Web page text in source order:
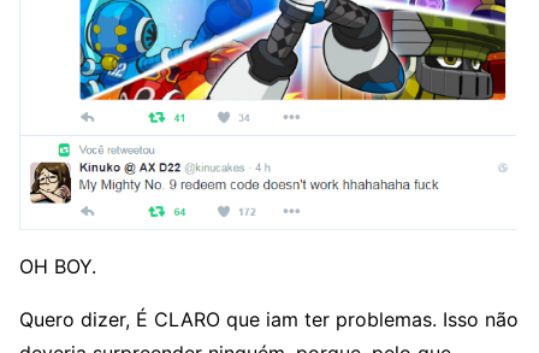
OH BOY.
Quero dizer, É CLARO que iam ter problemas. Isso não